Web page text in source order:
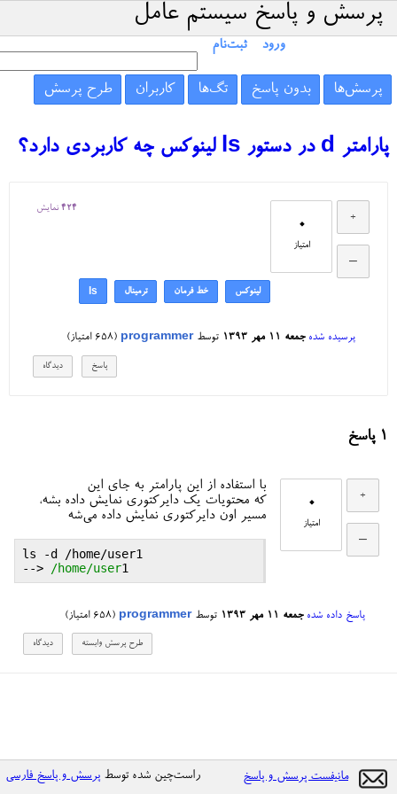
پرسش و پاسخ سیستم عامل
ورود ثبت‌نام
پرسش‌ها بدون پاسخ تگ‌ها کاربران طرح پرسش
پارامتر d در دستور ls لینوکس چه کاربردی دارد؟
0
امتیاز
424 نمایش
لینوکس خط فرمان ترمینال ls
پرسیده شده جمعه ۱۱ مهر ۱۳۹۳ توسطprogrammer
(
658 امتیاز)
1 پاسخ
0
امتیاز
با استفاده از این پارامتر به جای این
که محتویات یک دایرکتوری نمایش داده بشه،
مسیر اون دایرکتوری نمایش داده می‌شه
ls -d /home/user1
--> /home/user
پاسخ داده شده جمعه ۱۱ مهر ۱۳۹۳ توسطprogrammer
(
658 امتیاز)
مانیفست پرسش و پاسخ راست‌چین شده توسط پرسش و پاسخ فارسی